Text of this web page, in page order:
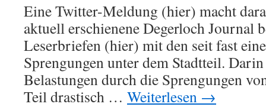
Eine Twitter-Meldung (hier) macht
aktuell erschienene Degerloch Journal
Leserbriefen (hier) mit den seit fast
Sprengungen unter dem Stadtteil.
Belastungen durch die Sprengungen
Teil drastisch … Weiterlesen →